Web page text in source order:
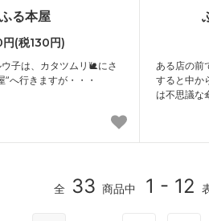
る本屋
(税130円)
子は、カタツムリ🐌にさ
”へ行きますが・・・
ある店の前
すると中か
は不思議な
全 33 商品中 1 - 12